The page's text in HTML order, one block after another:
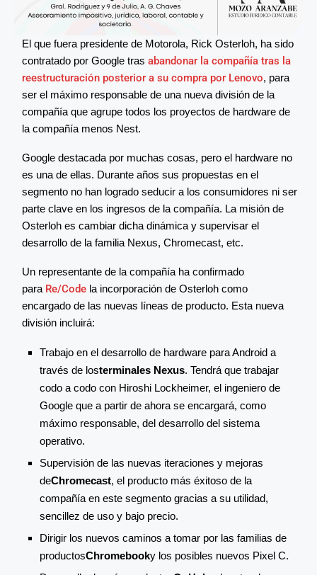
El que fuera presidente de Motorola, Rick Osterloh, ha sido
contratado por Google tras abandonar la compañía tras la
reestructuración posterior a su compra por Lenovo, para
ser el máximo responsable de una nueva división de la
compañía que agrupe todos los proyectos de hardware de
la compañía menos Nest.
Google destacada por muchas cosas, pero el hardware no
es una de ellas. Durante años sus propuestas en el
segmento no han logrado seducir a los consumidores ni ser
parte clave en los ingresos de la compañía. La misión de
Osterloh es cambiar dicha dinámica y supervisar el
desarrollo de la familia Nexus, Chromecast, etc.
Un representante de la compañía ha confirmado
para Re/Code la incorporación de Osterloh como
encargado de las nuevas líneas de producto. Esta nueva
división incluirá:
Trabajo en el desarrollo de hardware para Android a
través de losterminales Nexus. Tendrá que trabajar
codo a codo con Hiroshi Lockheimer, el ingeniero de
Google que a partir de ahora se encargará, como
máximo responsable, del desarrollo del sistema
operativo.
Supervisión de las nuevas iteraciones y mejoras
deChromecast, el producto más éxitoso de la
compañía en este segmento gracias a su utilidad,
sencillez de uso y bajo precio.
Dirigir los nuevos caminos a tomar por las familias de
productosChromebooky los posibles nuevos Pixel C.